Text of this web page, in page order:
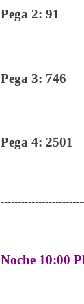
Pega 2: 91
Pega 3: 746
Pega 4: 2501
Noche 10:00